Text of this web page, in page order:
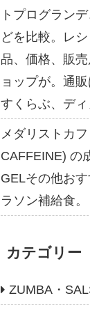
トプログラン
どを比較。レ
品、価格、販
ョップが。通
すくらぶ、ディ
メダリストカ
CAFFEINE) の
GELその他お
ラソン補給食。
カテゴリー
ZUMBA・